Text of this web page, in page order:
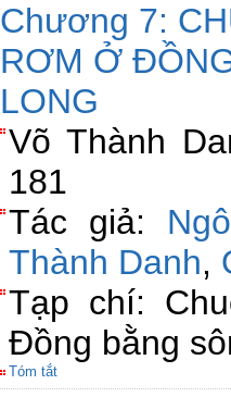
Chương 7:
RƠM Ở
LONG
Võ Thành
181
Tác giả:
Thành Danh,
Tạp chí:
Đồng bằng
Tóm tắt